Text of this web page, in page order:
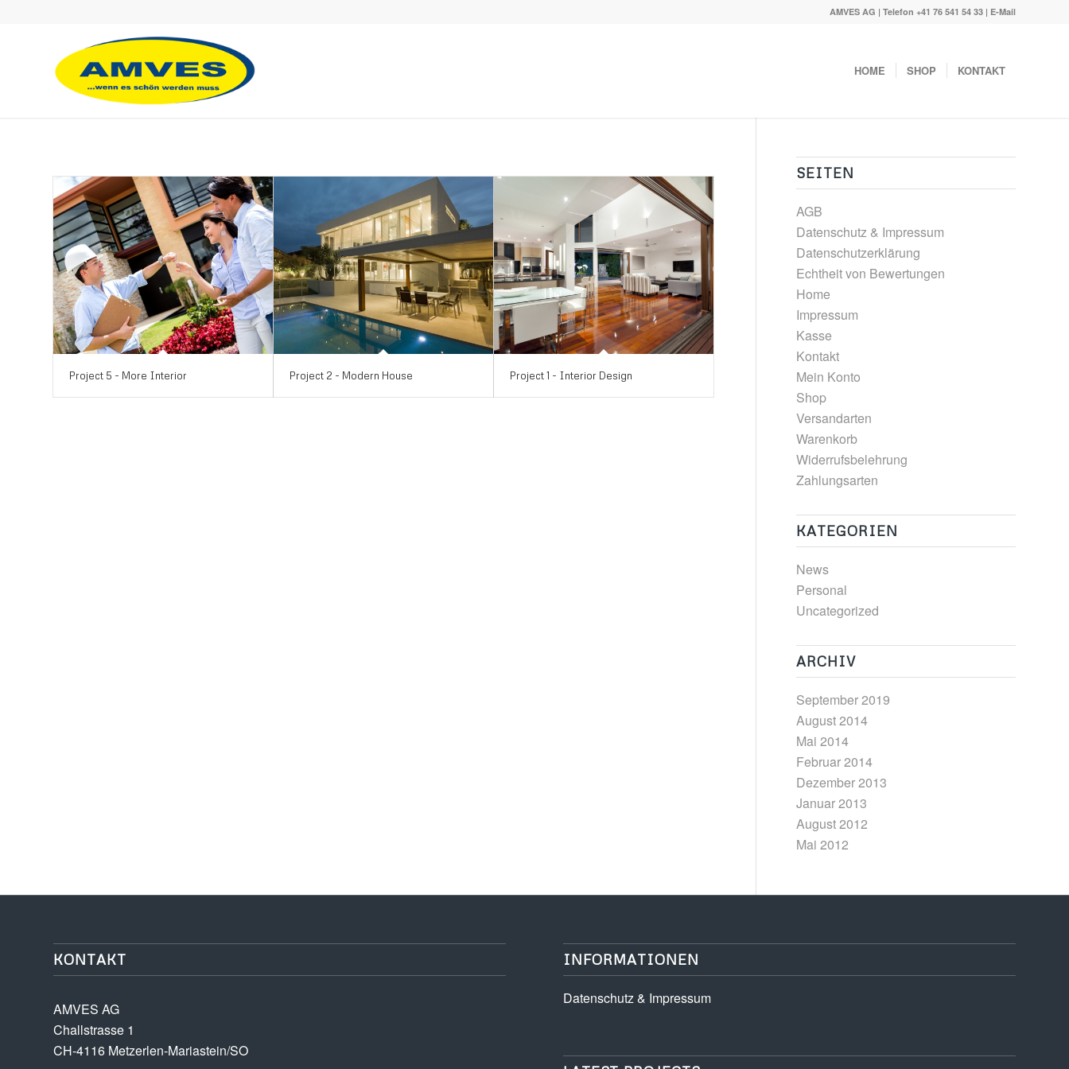
AMVES AG | Telefon +41 76 541 54 33 | E-Mail
HOME SHOP KONTAKT
Project 5 - More Interior Project 2 - Modern House Project 1 - Interior Design
SEITEN
AGB
Datenschutz & Impressum
Datenschutzerklärung
Echtheit von Bewertungen
Home
Impressum
Kasse
Kontakt
Mein Konto
Shop
Versandarten
Warenkorb
Widerrufsbelehrung
Zahlungsarten
KATEGORIEN
News
Personal
Uncategorized
ARCHIV
September 2019
August 2014
Mai 2014
Februar 2014
Dezember 2013
Januar 2013
August 2012
Mai 2012
KONTAKT
AMVES AG
Challstrasse 1
CH-4116 Metzerlen-Mariastein/SO
INFORMATIONEN
Datenschutz & Impressum